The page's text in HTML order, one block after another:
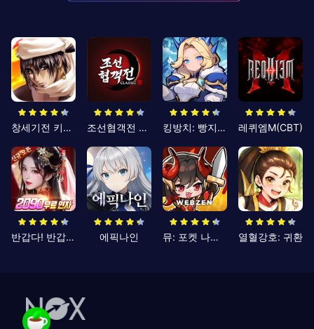
창세기전 키우기 조선협객전 클래식 킹방치: 빵지의 제왕 레퀴엠M(CBT)
반갑다! 반갑삼국지 에픽나인 뮤: 포켓 나이츠 열혈강호: 귀환